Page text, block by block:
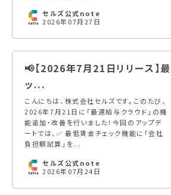
セルズ公式note
2026年07月27日
📢【2026年7月21日リリース】
ッ...
こんにちは、株式会社セルズです。このたび、
2026年7月21日に「最適給与クラウド」の機
能追加・改善を行いました！今回のアップデ
ートでは、✅ 最低賃金チェック機能に「会社
負担額試算」を...
セルズ公式note
2026年07月24日